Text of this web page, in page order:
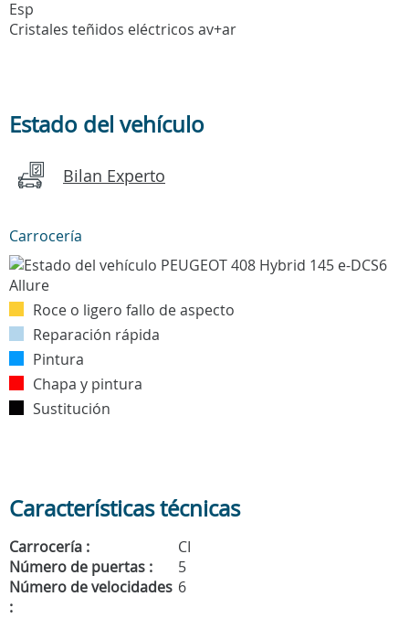
Esp
Cristales teñidos eléctricos av+ar
Estado del vehículo
Bilan Experto
Carrocería
Roce o ligero fallo de aspecto
Reparación rápida
Pintura
Chapa y pintura
Sustitución
Características técnicas
Carrocería :
CI
Número de puertas :
5
Número de velocidades
:
6